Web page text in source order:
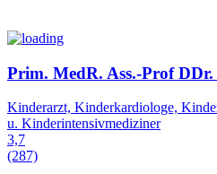
Prim. MedR. Ass.-Prof
Kinderarzt, Kinderkardiologe,
u. Kinderintensivmediziner
3,7
(287)